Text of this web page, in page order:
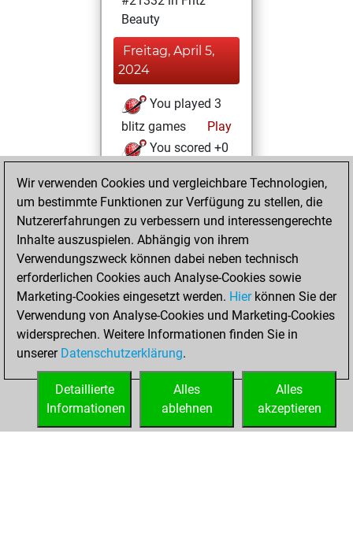
Beauty
Freitag, April 5,
2024
You played 3
blitz games
Play
You scored +0
Freitag, März 29,
2024
You achieved a
BeautyScore of 2
Fritz
You
achieved a new Elo
of 1583
You created
your Fritz account
Wir verwenden Cookies und vergleichbare Technologien,
um bestimmte Funktionen zur Verfügung zu stellen, die
Nutzererfahrungen zu verbessern und interessengerechte
Inhalte auszuspielen. Abhängig von ihrem
Verwendungszweck können dabei neben technisch
erforderlichen Cookies auch Analyse-Cookies sowie
Marketing-Cookies eingesetzt werden. Hierkönnen Sie der
Verwendung von Analyse-Cookies und Marketing-Cookies
widersprechen. Weitere Informationen finden Sie in
unserer Datenschutzerklärung.
Alles
akzeptieren
Alles
ablehnen
Detaillierte
Informationen